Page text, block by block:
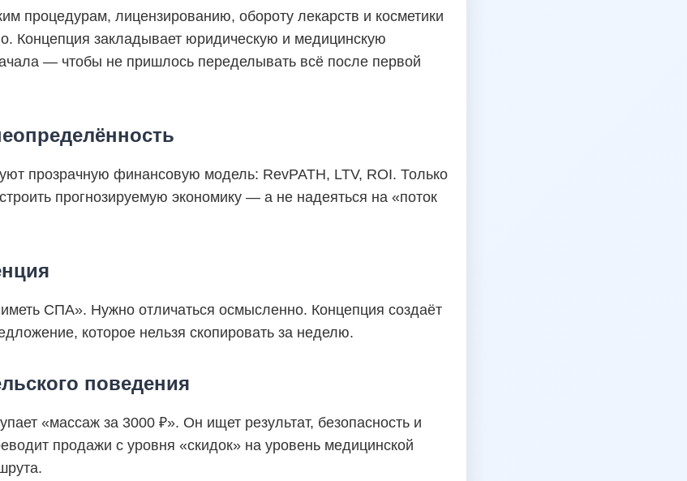
процедурам, лицензированию, обороту лекарств и косметики
Концепция закладывает юридическую и медицинскую
— чтобы не пришлось переделывать всё после первой
прозрачную финансовую модель: RevPATH, LTV, ROI. Только
прогнозируемую экономику — а не надеяться на «поток
СПА». Нужно отличаться осмысленно. Концепция создаёт
которое нельзя скопировать за неделю.
поведения
«массаж за 3000 ₽». Он ищет результат, безопасность и
продажи с уровня «скидок» на уровень медицинской